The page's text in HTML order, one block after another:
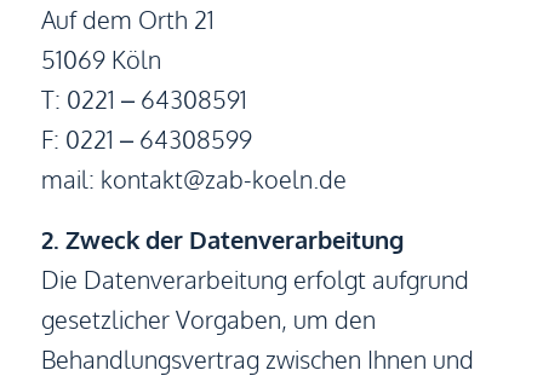
Auf dem Orth 21
51069 Köln
T: 0221 – 64308591
F: 0221 – 64308599
mail: kontakt@zab-koeln.de
2. Zweck der Datenverarbeitung
Die Datenverarbeitung erfolgt aufgrund
gesetzlicher Vorgaben, um den
Behandlungsvertrag zwischen Ihnen und